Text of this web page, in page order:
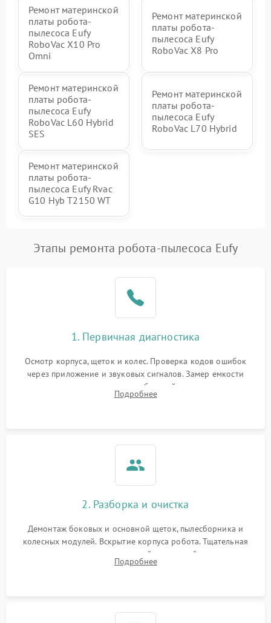
Ремонт материнской
платы робота-
пылесоса Eufy
RoboVac X10 Pro
Omni
Ремонт материнской
платы робота-
пылесоса Eufy
RoboVac X8 Pro
Ремонт материнской
платы робота-
пылесоса Eufy
RoboVac L60 Hybrid
SES
Ремонт материнской
платы робота-
пылесоса Eufy
RoboVac L70 Hybrid
Ремонт материнской
платы робота-
пылесоса Eufy Rvac
G10 Hyb T2150 WT
Этапы ремонта робота-пылесоса Eufy
1. Первичная диагностика
Осмотр корпуса, щеток и колес. Проверка кодов ошибок
через приложение и звуковых сигналов. Замер емкости
аккумулятора и тестирование базовой станции зарядки.
Оценка работы лидара, бампера и датчиков падения для
Подробнее
2. Разборка и очистка
Демонтаж боковых и основной щеток, пылесборника и
колесных модулей. Вскрытие корпуса робота. Тщательная
очистка внутренних полостей, шестерней и плат от
скопившейся пыли, волос и шерсти животных с
Подробнее